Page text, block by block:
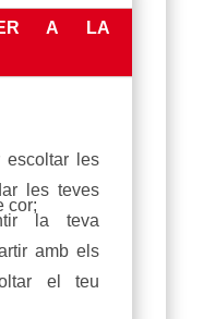
A LA
escoltar les
les teves
cor;
la teva
amb els
el teu